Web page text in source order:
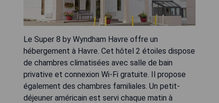
Le Super 8 by Wyndham Havre offre un
hébergement à Havre. Cet hôtel 2 étoiles dispose
de chambres climatisées avec salle de bain
privative et connexion Wi-Fi gratuite. Il propose
également des chambres familiales. Un petit-
déjeuner américain est servi chaque matin à